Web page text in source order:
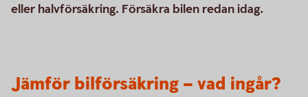
eller halvförsäkring. Försäkra bilen redan idag.
Jämför bilförsäkring – vad ingår?